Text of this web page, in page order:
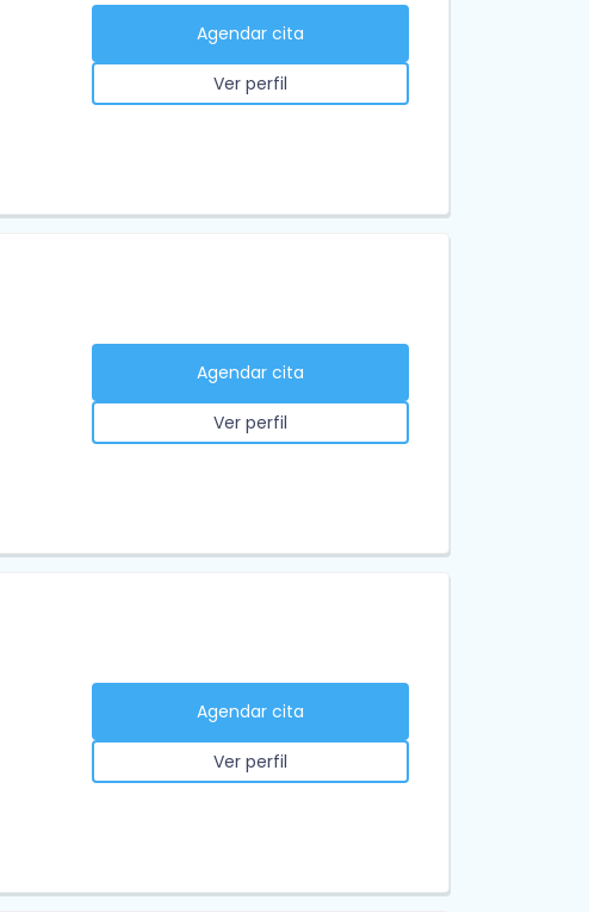
Agendar cita
Ver perfil
Agendar cita
Ver perfil
Agendar cita
Ver perfil